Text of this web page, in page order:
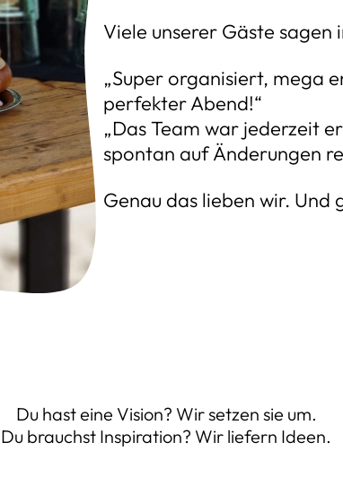
Viele unserer Gäste
„Super organisiert, mega
perfekter Abend!“
„Das Team war jederzeit
spontan auf Änderungen
Genau das lieben wir. Und
Du hast eine Vision? Wir setzen sie um.
Du brauchst Inspiration? Wir liefern Ideen.